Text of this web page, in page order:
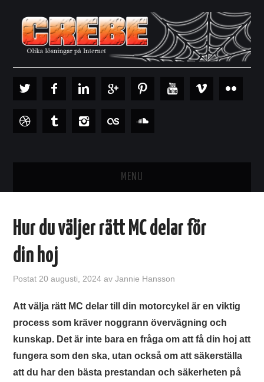
MENU
INTERNETVERKTYG
INTERNET
WEBBHOTELL
SPEL
Hur du väljer rätt MC delar för
din hoj
Postat 20 augusti, 2024 avJannie Hansson
Att välja rätt MC delar till din motorcykel är en viktig
process som kräver noggrann övervägning och
kunskap. Det är inte bara en fråga om att få din hoj att
fungera som den ska, utan också om att säkerställa
att du har den bästa prestandan och säkerheten på